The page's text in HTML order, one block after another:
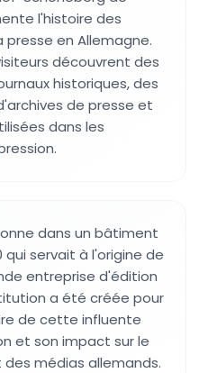
l'histoire des
presse en Allemagne.
découvrent des
historiques, des
de presse et
dans les
dans un bâtiment
qui servait à l'origine de
entreprise d'édition
a été créée pour
de cette influente
et son impact sur le
médias allemands.